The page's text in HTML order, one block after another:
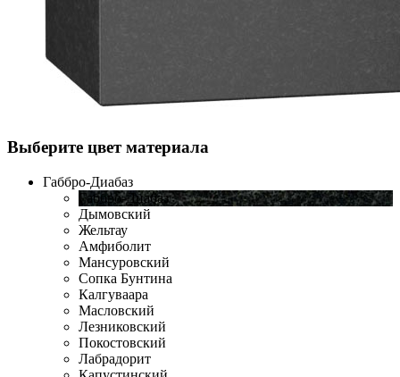
Выберите цвет материала
Габбро-Диабаз
Габбро-Диабаз
Дымовский
Жельтау
Амфиболит
Мансуровский
Сопка Бунтина
Калгуваара
Масловский
Лезниковский
Покостовский
Лабрадорит